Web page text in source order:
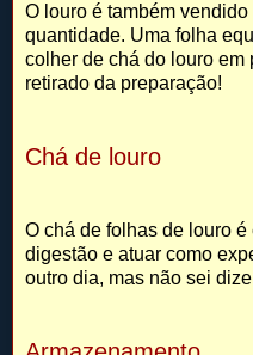
O louro é também
quantidade. Uma folha
colher de chá do louro em
retirado da preparação!
Chá de louro
O chá de folhas de louro
digestão e atuar como
outro dia, mas não sei